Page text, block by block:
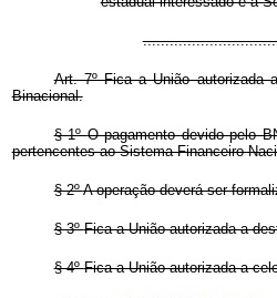
Art. 7ºFica a União autorizada
Binacional.
§ 1ºO pagamento devido pelo
pertencentes ao Sistema Financeiro
§ 2ºA operação deverá ser
§ 3ºFica a União autorizada a
§ 4ºFica a União autorizada a